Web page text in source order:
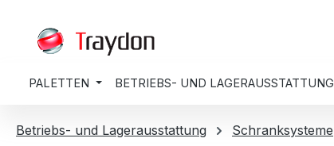
PALETTEN BETRIEBS- UND LAGERAUSSTATTUNG
Betriebs- und Lagerausstattung Schranksysteme